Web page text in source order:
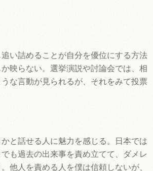
い詰めることが自分を優位にする方法
映らない。選挙演説や討論会では、相
な言動が見られるが、それをみて投票
と話せる人に魅力を感じる。日本では
も過去の出来事を責め立てて、ダメレ
他人を責める人を僕は信頼しないが、